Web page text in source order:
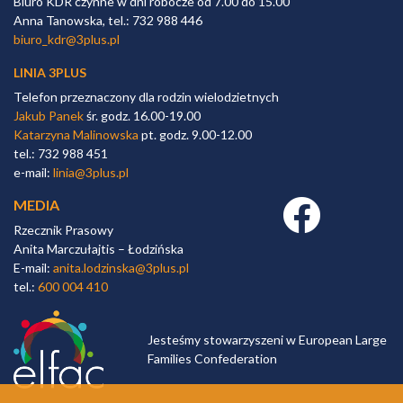
Anna Tanowska, tel.: 732 988 446
biuro_kdr@3plus.pl
LINIA 3PLUS
Telefon przeznaczony dla rodzin wielodzietnych
Jakub Panekśr. godz. 16.00-19.00
Katarzyna Malinowska pt. godz. 9.00-12.00
tel.: 732 988 451
e-mail: linia@3plus.pl
MEDIA
Rzecznik Prasowy
Anita Marczułajtis – Łodzińska
E-mail: anita.lodzinska@3plus.pl
tel.: 600 004 410
Facebook link
Jesteśmy stowarzyszeni w European Large
Families Confederation